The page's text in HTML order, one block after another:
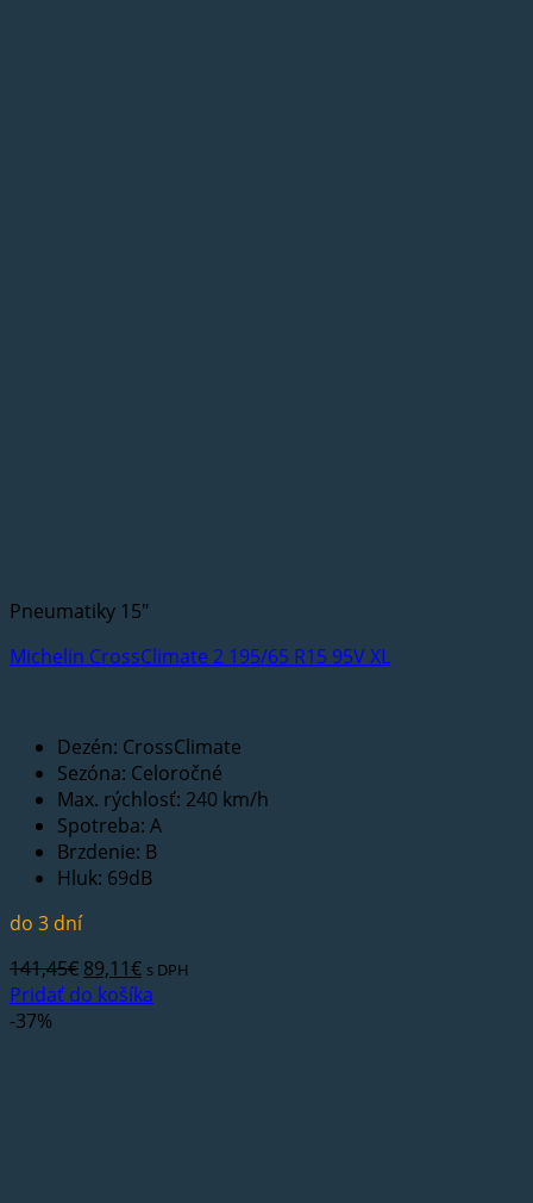
Pneumatiky 15"
Michelin CrossClimate 2 195/65 R15 95V XL
Dezén: CrossClimate
Sezóna: Celoročné
Max. rýchlosť: 240 km/h
Spotreba: A
Brzdenie: B
Hluk: 69dB
do 3 dní
141,45€ Pôvodná
cena
89,11€Aktuálna
cena
s DPH
Pridať do košíka
-37%